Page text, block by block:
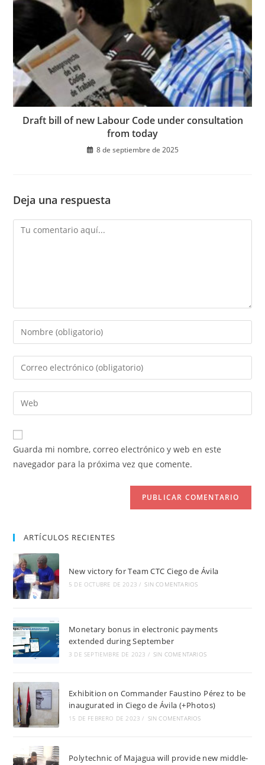
Draft bill of new Labour Code under consultation
from today
8 de septiembre de 2025
Deja una respuesta
Comentario
Introduce
tu
nombre
de
usuario
para
comentar
Introduce
tu
dirección
de
electrónico
para
comentar
Introduce
la
URL
de
Guarda mi nombre, correo electrónico y web en este
navegador para la próxima vez que comente.
ARTÍCULOS RECIENTES
New victory for Team CTC Ciego de Ávila
5 DE OCTUBRE DE 2023 / SIN COMENTARIOS
Monetary bonus in electronic payments
extended during September
3 DE SEPTIEMBRE DE 2023 / SIN COMENTARIOS
Exhibition on Commander Faustino Pérez to be
inaugurated in Ciego de Ávila (+Photos)
15 DE FEBRERO DE 2023 / SIN COMENTARIOS
Polytechnic of Majagua will provide new middle-